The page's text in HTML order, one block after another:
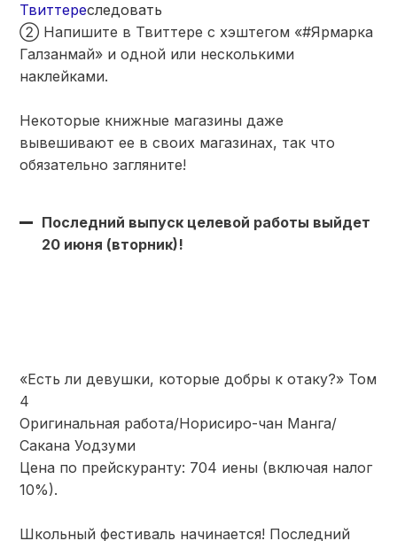
Твиттереследовать
② Напишите в Твиттере с хэштегом «#Ярмарка
Галзанмай» и одной или несколькими
наклейками.
Некоторые книжные магазины даже
вывешивают ее в своих магазинах, так что
обязательно загляните!
Последний выпуск целевой работы выйдет
20 июня (вторник)!
«Есть ли девушки, которые добры к отаку?» Том
4
Оригинальная работа/Норисиро-чан Манга/
Сакана Уодзуми
Цена по прейскуранту: 704 иены (включая налог
10%).
Школьный фестиваль начинается! Последний